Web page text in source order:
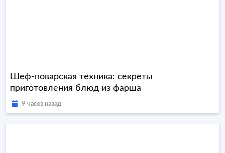
Шеф-поварская техника: секреты
приготовления блюд из фарша
9 часов назад